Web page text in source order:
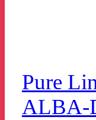
Pure
ALBA-